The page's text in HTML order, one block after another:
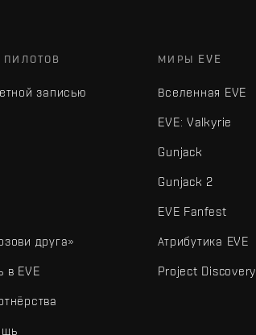
записью
друга»
в EVE
МИРЫ EVE
Вселенная EVE
EVE: Valkyrie
Gunjack
Gunjack 2
EVE Fanfest
Атрибутика EVE
Project Discovery